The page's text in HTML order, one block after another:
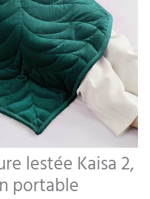
lestée Kaisa 2,
portable